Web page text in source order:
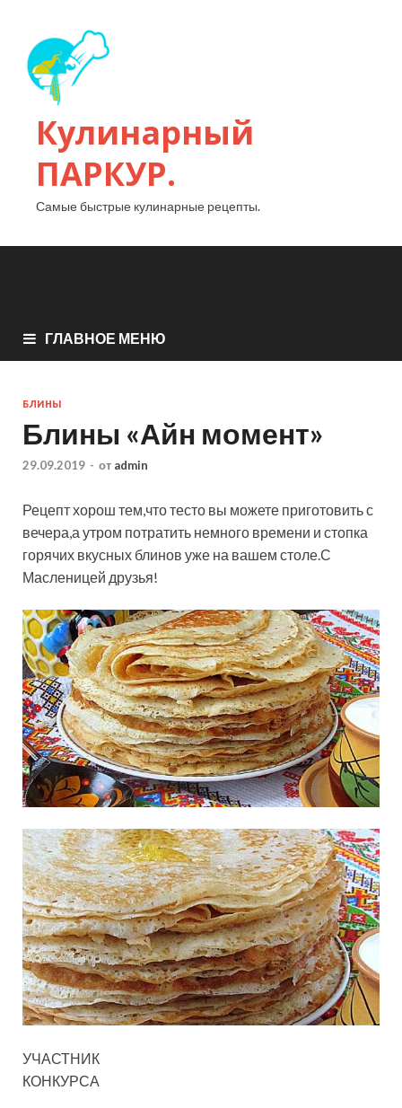
Кулинарный
ПАРКУР.
Самые быстрые кулинарные рецепты.
ГЛАВНОЕ МЕНЮ
БЛИНЫ
Блины «Айн момент»
29.09.2019 - от admin
Рецепт хорош тем,что тесто вы можете приготовить с
вечера,а утром потратить немного времени и стопка
горячих вкусных блинов уже на вашем столе.С
Масленицей друзья!
УЧАСТНИК
КОНКУРСА